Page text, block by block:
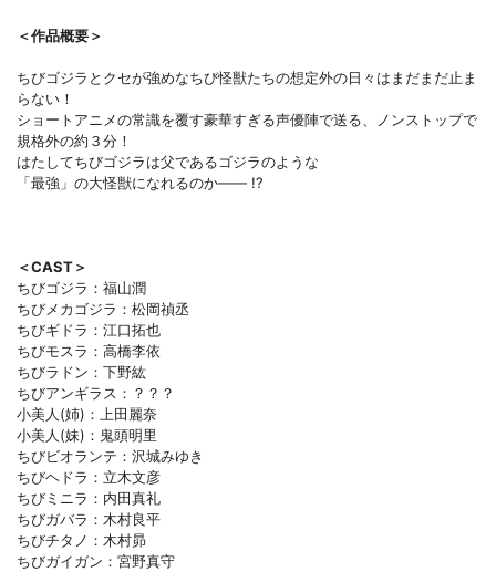
＜作品概要＞
ちびゴジラとクセが強めなちび怪獣たちの想定外の日々はまだまだ止ま
らない！
ショートアニメの常識を覆す豪華すぎる声優陣で送る、ノンストップで
規格外の約３分！
はたしてちびゴジラは父であるゴジラのような
「最強」の大怪獣になれるのか―― !?
＜CAST＞
ちびゴジラ：福山潤
ちびメカゴジラ：松岡禎丞
ちびギドラ：江口拓也
ちびモスラ：高橋李依
ちびラドン：下野紘
ちびアンギラス：？？？
小美人(姉)：上田麗奈
小美人(妹)：鬼頭明里
ちびビオランテ：沢城みゆき
ちびヘドラ：立木文彦
ちびミニラ：内田真礼
ちびガバラ：木村良平
ちびチタノ：木村昴
ちびガイガン：宮野真守